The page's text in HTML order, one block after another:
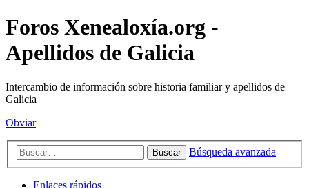
Foros Xenealoxía.org -
Apellidos de Galicia
Intercambio de información sobre historia familiar y apellidos de
Galicia
Obviar
Buscar Búsqueda avanzada
Enlaces rápidos